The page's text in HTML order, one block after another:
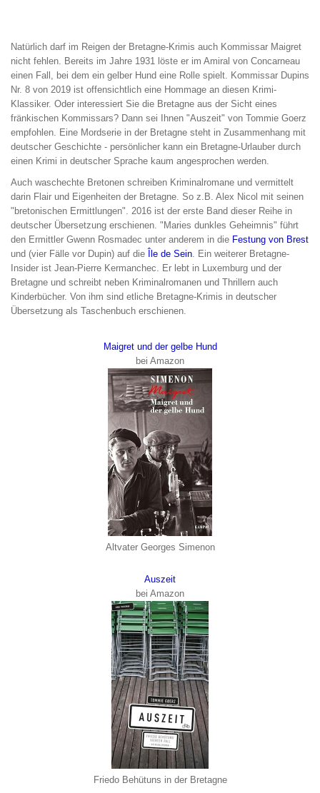
Natürlich darf im Reigen der Bretagne-Krimis auch Kommissar Maigret
nicht fehlen. Bereits im Jahre 1931 löste er im Amiral von Concarneau
einen Fall, bei dem ein gelber Hund eine Rolle spielt. Kommissar Dupins
Nr. 8 von 2019 ist offensichtlich eine Hommage an diesen Krimi-
Klassiker. Oder interessiert Sie die Bretagne aus der Sicht eines
fränkischen Kommissars? Dann sei Ihnen "Auszeit" von Tommie Goerz
empfohlen. Eine Mordserie in der Bretagne steht in Zusammenhang mit
deutscher Geschichte - persönlicher kann ein Bretagne-Urlauber durch
einen Krimi in deutscher Sprache kaum angesprochen werden.
Auch waschechte Bretonen schreiben Kriminalromane und vermittelt
darin Flair und Eigenheiten der Bretagne. So z.B. Alex Nicol mit seinen
"bretonischen Ermittlungen". 2016 ist der erste Band dieser Reihe in
deutscher Übersetzung erschienen. "Maries dunkles Geheimnis" führt
den Ermittler Gwenn Rosmadec unter anderem in die Festung von Brest
und (vier Fälle vor Dupin) auf die
Île de Sein . Ein weiterer Bretagne-
Insider ist Jean-Pierre Kermanchec. Er lebt in Luxemburg und der
Bretagne und schreibt neben Kriminalromanen und Thrillern auch
Kinderbücher. Von ihm sind etliche Bretagne-Krimis in deutscher
Übersetzung als Taschenbuch erschienen.
Maigret und der gelbe Hund
bei Amazon
Altvater Georges Simenon
Auszeit
bei Amazon
Friedo Behütuns in der Bretagne